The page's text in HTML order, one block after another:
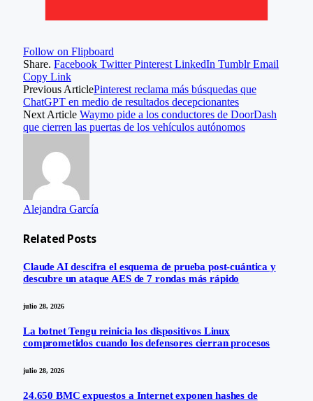
Follow on Flipboard
Share. Facebook Twitter Pinterest LinkedIn Tumblr Email
Copy Link
Previous ArticlePinterest reclama más búsquedas que
ChatGPT en medio de resultados decepcionantes
Next Article Waymo pide a los conductores de DoorDash
que cierren las puertas de los vehículos autónomos
Alejandra García
Related Posts
Claude AI descifra el esquema de prueba post-cuántica y
descubre un ataque AES de 7 rondas más rápido
julio 28, 2026
La botnet Tengu reinicia los dispositivos Linux
comprometidos cuando los defensores cierran procesos
julio 28, 2026
24.650 BMC expuestos a Internet exponen hashes de